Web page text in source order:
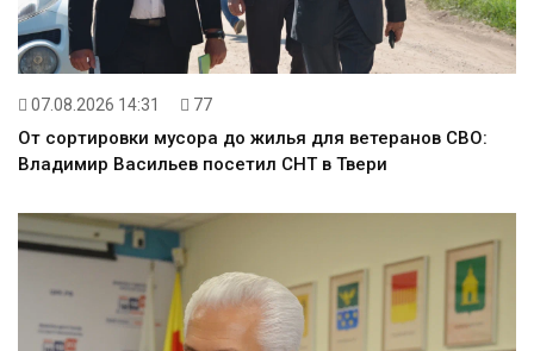
07.08.2026 14:31 77
От сортировки мусора до жилья для ветеранов СВО:
Владимир Васильев посетил СНТ в Твери